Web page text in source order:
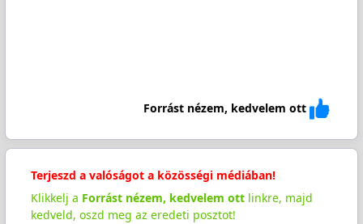
Forrást nézem, kedvelem ott
Terjeszd a valóságot a közösségi médiában!
Klikkelj a Forrást nézem, kedvelem ottlinkre, majd
kedveld, oszd meg az eredeti posztot!